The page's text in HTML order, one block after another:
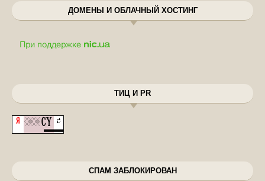
ДОМЕНЫ И ОБЛАЧНЫЙ ХОСТИНГ
ТИЦ И PR
СПАМ ЗАБЛОКИРОВАН